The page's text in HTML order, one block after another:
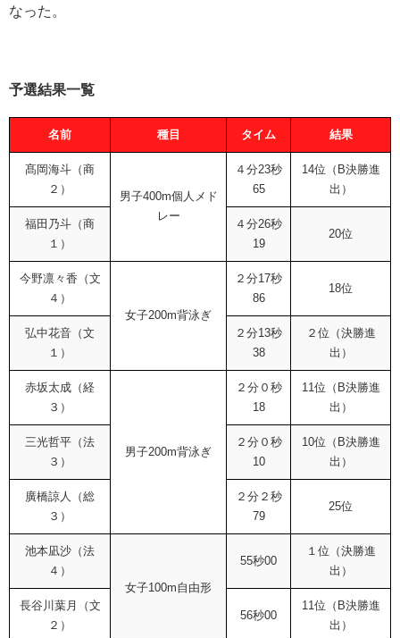
なった。
予選結果一覧
名前 種目 タイム 結果
髙岡海斗（商
２）
男子400m個人メド
レー
４分23秒
65
14位（B決勝進
出）
福田乃斗（商
１）
４分26秒
19
20位
今野凛々香（文
４）
女子200m背泳ぎ
２分17秒
86
18位
弘中花音（文
１）
２分13秒
38
２位（決勝進
出）
赤坂太成（経
３）
男子200m背泳ぎ
２分０秒
18
11位（B決勝進
出）
三光哲平（法
３）
２分０秒
10
10位（B決勝進
出）
廣橋諒人（総
３）
２分２秒
79
25位
池本凪沙（法
４）
女子100m自由形
55秒00
１位（決勝進
出）
長谷川葉月（文
２）
56秒00
11位（B決勝進
出）